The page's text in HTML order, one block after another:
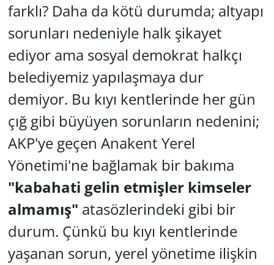
farklı? Daha da kötü durumda; altyapı
sorunları nedeniyle halk şikayet
ediyor ama sosyal demokrat halkçı
belediyemiz yapılaşmaya dur
demiyor. Bu kıyı kentlerinde her gün
çığ gibi büyüyen sorunların nedenini;
AKP'ye geçen Anakent Yerel
Yönetimi'ne bağlamak bir bakıma
"kabahati gelin etmişler kimseler
almamış" atasözlerindeki gibi bir
durum. Çünkü bu kıyı kentlerinde
yaşanan sorun, yerel yönetime ilişkin